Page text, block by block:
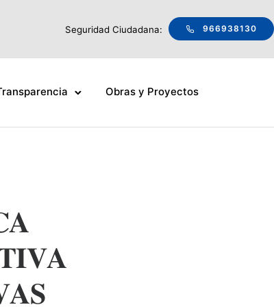
Seguridad Ciudadana: 966938130
Obras y Proyectos